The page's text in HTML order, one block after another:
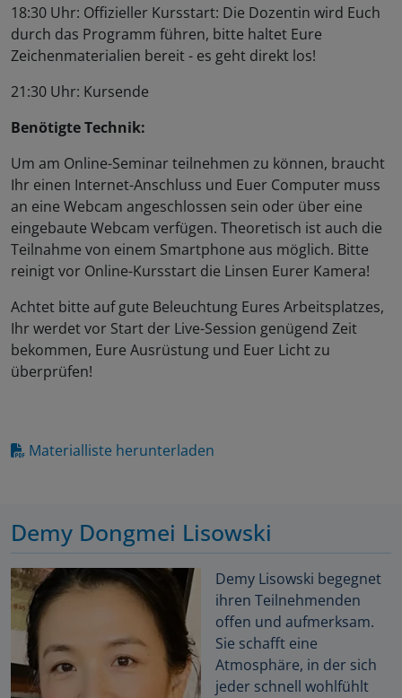
18:30 Uhr: Offizieller Kursstart: Die Dozentin wird Euch
durch das Programm führen, bitte haltet Eure
Zeichenmaterialien bereit - es geht direkt los!
21:30 Uhr: Kursende
Benötigte Technik:
Um am Online-Seminar teilnehmen zu können, braucht
Ihr einen Internet-Anschluss und Euer Computer muss
an eine Webcam angeschlossen sein oder über eine
eingebaute Webcam verfügen. Theoretisch ist auch die
Teilnahme von einem Smartphone aus möglich. Bitte
reinigt vor Online-Kursstart die Linsen Eurer Kamera!
Achtet bitte auf gute Beleuchtung Eures Arbeitsplatzes,
Ihr werdet vor Start der Live-Session genügend Zeit
bekommen, Eure Ausrüstung und Euer Licht zu
überprüfen!
Materialliste herunterladen
Demy Dongmei Lisowski
Demy Lisowski begegnet
ihren Teilnehmenden
offen und aufmerksam.
Sie schafft eine
Atmosphäre, in der sich
jeder schnell wohlfühlt